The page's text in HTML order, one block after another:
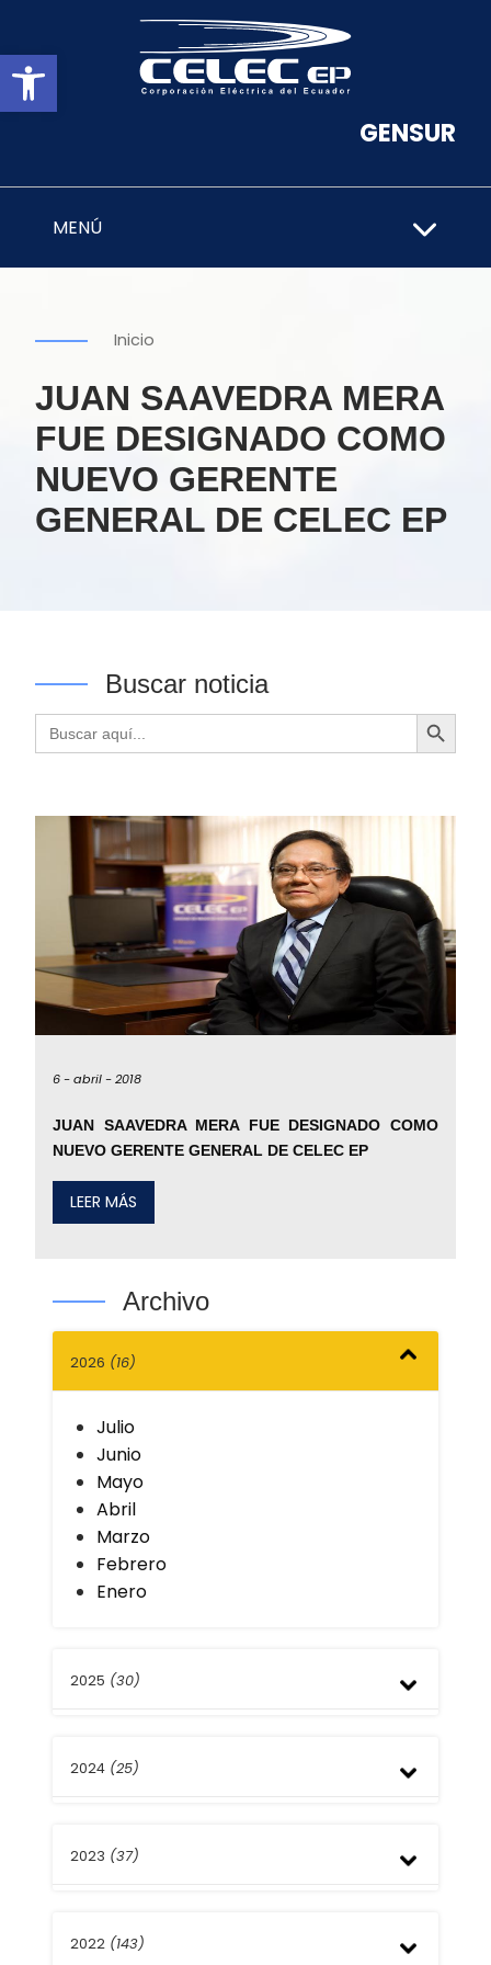
Abrir barra de herramientas
GENSUR
MENÚ
Inicio
JUAN SAAVEDRA MERA
FUE DESIGNADO COMO
NUEVO GERENTE
GENERAL DE CELEC EP
Buscar noticia
Buscar: Botón de búsqueda
6 -abril -2018
JUAN SAAVEDRA MERA FUE DESIGNADO COMO
NUEVO GERENTE GENERAL DE CELEC EP
LEER MÁS
Archivo
2026 (16)
Julio
Junio
Mayo
Abril
Marzo
Febrero
Enero
2025 (30)
Noviembre
Agosto
Mayo
2024 (25)
Noviembre
Agosto
2023 (37)
Noviembre
2022 (143)